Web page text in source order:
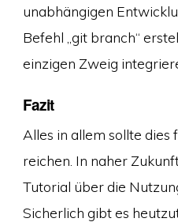
unabhängigen
Befehl „git branch“
einzigen Zweig
Fazit
Alles in allem sollte
reichen. In naher
Tutorial über die
Sicherlich gibt es